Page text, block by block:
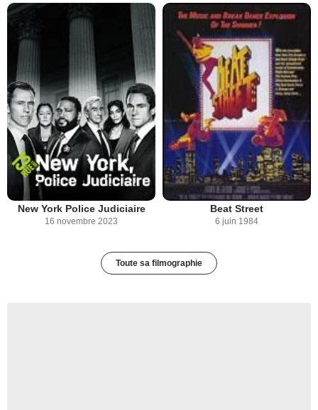
New York Police Judiciaire
16 novembre 2023
Beat Street
6 juin 1984
Toute sa filmographie